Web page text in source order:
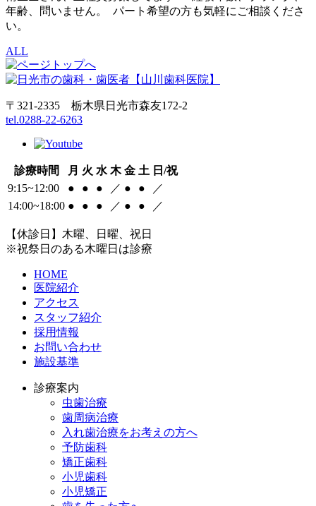
年齢、問いません。 パート希望の方も気軽にご相談くださ
い。
ALL
〒321-2335 栃木県日光市森友172-2
tel.0288-22-6263
診療時間 月 火 水 木 金 土 日/祝
9:15~12:00
● ● ● ／ ● ●
／
14:00~18:00 ● ● ● ／ ● ● ／
【休診日】木曜、日曜、祝日
※祝祭日のある木曜日は診療
HOME
医院紹介
アクセス
スタッフ紹介
採用情報
お問い合わせ
施設基準
診療案内
虫歯治療
歯周病治療
入れ歯治療をお考えの方へ
予防歯科
矯正歯科
小児歯科
小児矯正